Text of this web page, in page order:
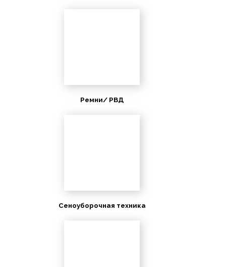
Ремни/ РВД
Сеноуборочная техника